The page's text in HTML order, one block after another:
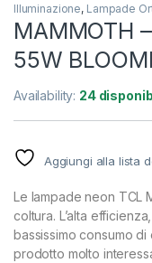
Illuminazione, Lampade
MAMMOTH
55W
Availability: 24
Aggiungi alla lista
Le lampade neon TCL
coltura. L’alta
bassissimo consumo
prodotto molto